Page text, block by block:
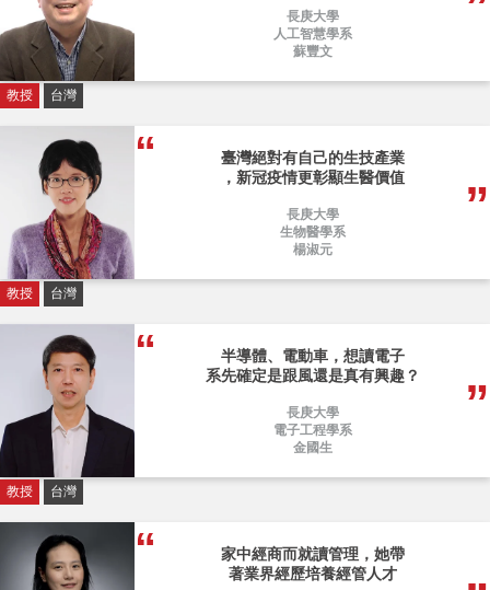
長庚大學
人工智慧學系
蘇豐文
教授 台灣
臺灣絕對有自己的生技產業
，新冠疫情更彰顯生醫價值
長庚大學
生物醫學系
楊淑元
教授 台灣
半導體、電動車，想讀電子
系先確定是跟風還是真有興趣？
長庚大學
電子工程學系
金國生
教授 台灣
家中經商而就讀管理，她帶
著業界經歷培養經管人才